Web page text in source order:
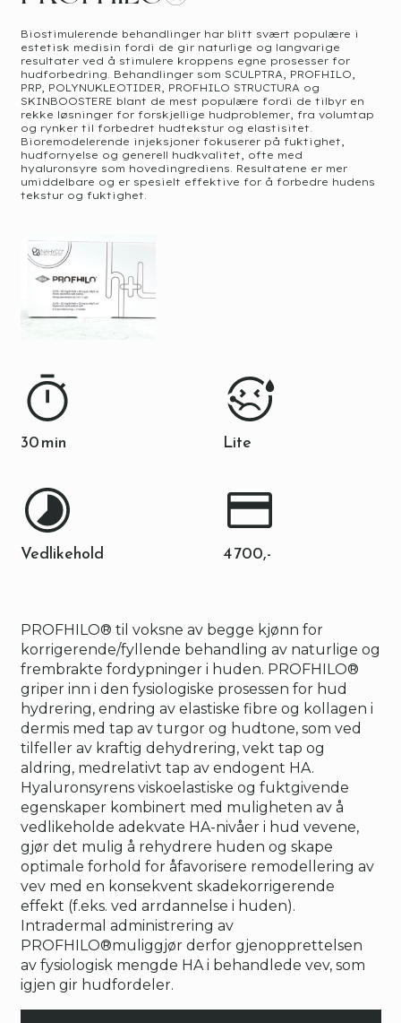
Biostimulerende behandlinger har blitt svært populære i
estetisk medisin fordi de gir naturlige og langvarige
resultater ved å stimulere kroppens egne prosesser for
hudforbedring. Behandlinger som SCULPTRA, PROFHILO,
PRP, POLYNUKLEOTIDER, PROFHILO STRUCTURA og
SKINBOOSTERE blant de mest populære fordi de tilbyr en
rekke løsninger for forskjellige hudproblemer, fra volumtap
og rynker til forbedret hudtekstur og elastisitet.
Bioremodelerende injeksjoner fokuserer på fuktighet,
hudfornyelse og generell hudkvalitet, ofte med
hyaluronsyre som hovedingrediens. Resultatene er mer
umiddelbare og er spesielt effektive for å forbedre hudens
tekstur og fuktighet.
30 min
Vedlikehold
Lite
4 700,-
PROFHILO® til voksne av begge kjønn for
korrigerende/fyllende behandling av naturlige og
frembrakte fordypninger i huden. PROFHILO®
griper inn i den fysiologiske prosessen for hud
hydrering, endring av elastiske fibre og kollagen i
dermis med tap av turgor og hudtone, som ved
tilfeller av kraftig dehydrering, vekt tap og
aldring, medrelativt tap av endogent HA.
Hyaluronsyrens viskoelastiske og fuktgivende
egenskaper kombinert med muligheten av å
vedlikeholde adekvate HA-nivåer i hud vevene,
gjør det mulig å rehydrere huden og skape
optimale forhold for åfavorisere remodellering av
vev med en konsekvent skadekorrigerende
effekt (f.eks. ved arrdannelse i huden).
Intradermal administrering av
PROFHILO®muliggjør derfor gjenopprettelsen
av fysiologisk mengde HA i behandlede vev, som
igjen gir hudfordeler.